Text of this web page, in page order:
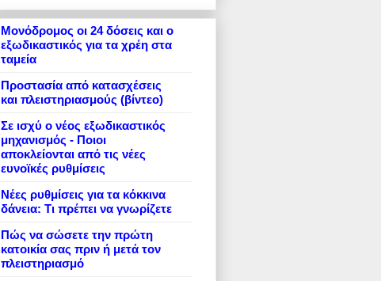
Μονόδρομος οι 24 δόσεις και ο
εξωδικαστικός για τα χρέη στα
ταμεία
Προστασία από κατασχέσεις
και πλειστηριασμούς (βίντεο)
Σε ισχύ ο νέος εξωδικαστικός
μηχανισμός - Ποιοι
αποκλείονται από τις νέες
ευνοϊκές ρυθμίσεις
Νέες ρυθμίσεις για τα κόκκινα
δάνεια: Τι πρέπει να γνωρίζετε
Πώς να σώσετε την πρώτη
κατοικία σας πριν ή μετά τον
πλειστηριασμό